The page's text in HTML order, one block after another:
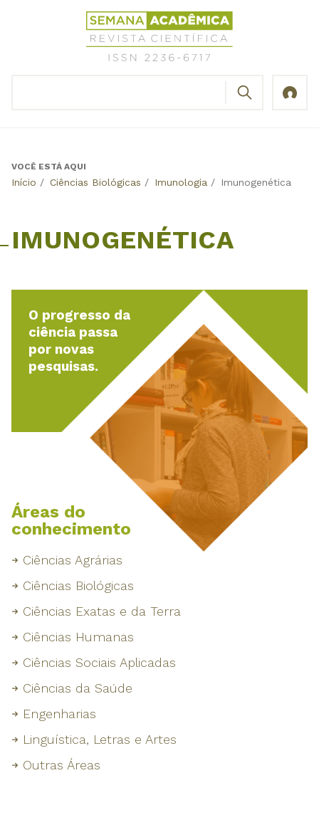
Revista
Científica
Semana
Back
VOCÊ ESTÁ AQUI
Início / Ciências Biológicas / Imunologia / Imunogenética
IMUNOGENÉTICA
O progresso da
ciência passa
por novas
pesquisas.
Áreas do
conhecimento
Ciências Agrárias
Ciências Biológicas
Ciências Exatas e da Terra
Ciências Humanas
Ciências Sociais Aplicadas
Ciências da Saúde
Engenharias
Linguística, Letras e Artes
Outras Áreas